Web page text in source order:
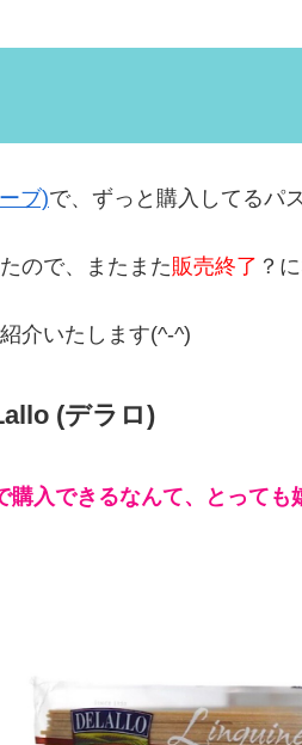
ブ)で、ずっと購入してるパ
ので、またまた販売終了 ？
介いたします(^-^)
(デラロ)
入できるなんて、とっても